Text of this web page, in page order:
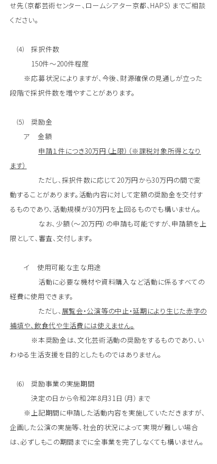
せ先（京都芸術センター、ロームシアター京都、HAPS）までご相談
ください。
⑷ 採択件数
150件～200件程度
※応募状況によりますが、今後、財源確保の見通しが立った
段階で採択件数を増やすことがあります。
⑸ 奨励金
ア 金額
申請１件につき30万円（上限）（※課税対象所得となり
ます）
ただし、採択件数に応じて20万円から30万円の間で変
動することがあります。活動内容に対して定額の奨励金を交付す
るものであり、活動規模が30万円を上回るものでも構いません。
なお、少額（～20万円）の申請も可能ですが、申請額を上
限として、審査、交付します。
イ 使用可能な主な用途
活動に必要な機材や資料購入など活動に係るすべての
経費に使用できます。
ただし、 展覧会・公演等の中止・延期により生じた赤字の
補填や、飲食代や生活費には使えません。
※本奨励金は、文化芸術活動の奨励をするものであり、い
わゆる生活支援を目的としたものではありません。
⑹ 奨励事業の実施期間
決定の日から令和2年8月31日（月）まで
※上記期間に申請した活動内容を実施していただきますが、
企画した公演の実施等、社会的状況によって実現が難しい場合
は、必ずしもこの期間までに全事業を完了しなくても構いません。